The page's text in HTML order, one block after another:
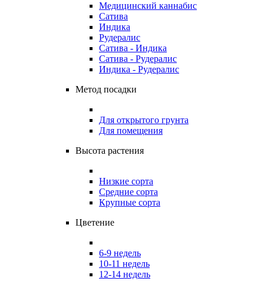
Медицинский каннабис
Сатива
Индика
Рудералис
Сатива - Индика
Сатива - Рудералис
Индика - Рудералис
Метод посадки
Для открытого грунта
Для помещения
Высота растения
Низкие сорта
Средние сорта
Крупные сорта
Цветение
6-9 недель
10-11 недель
12-14 недель